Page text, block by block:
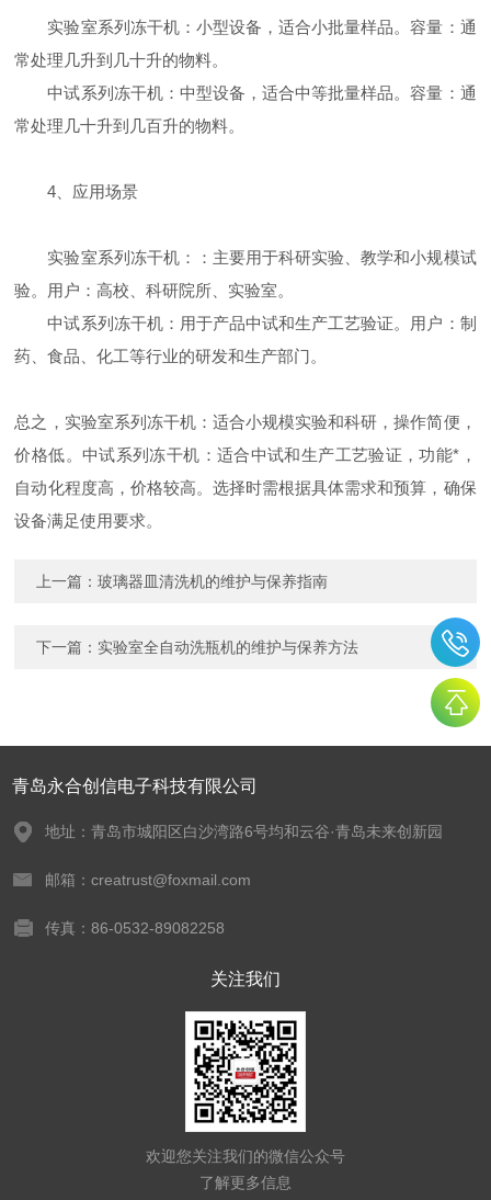
实验室系列冻干机：小型设备，适合小批量样品。容量：通
常处理几升到几十升的物料。
中试系列冻干机：中型设备，适合中等批量样品。容量：通
常处理几十升到几百升的物料。
4、应用场景
实验室系列冻干机：：主要用于科研实验、教学和小规模试
验。用户：高校、科研院所、实验室。
中试系列冻干机：用于产品中试和生产工艺验证。用户：制
药、食品、化工等行业的研发和生产部门。
总之，实验室系列冻干机：适合小规模实验和科研，操作简便，
价格低。中试系列冻干机：适合中试和生产工艺验证，功能*，
自动化程度高，价格较高。选择时需根据具体需求和预算，确保
设备满足使用要求。
上一篇：玻璃器皿清洗机的维护与保养指南
下一篇： 实验室全自动洗瓶机的维护与保养方法
青岛永合创信电子科技有限公司
地址：青岛市城阳区白沙湾路6号均和云谷·青岛未来创新园
邮箱：creatrust@foxmail.com
传真：86-0532-89082258
关注我们
欢迎您关注我们的微信公众号
了解更多信息